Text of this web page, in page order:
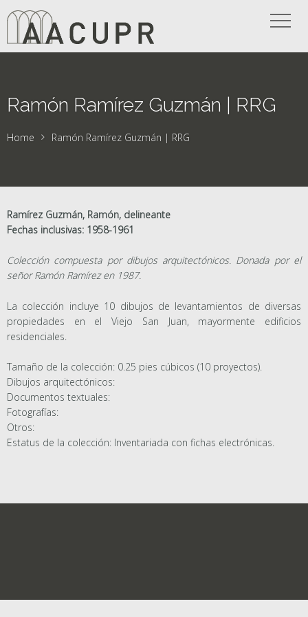
Ramón Ramírez Guzmán | RRG
Home Ramón Ramírez Guzmán | RRG
Ramírez Guzmán, Ramón, delineante
Fechas inclusivas: 1958-1961
Colección compuesta por dibujos arquitectónicos. Donada por el
señor Ramón Ramírez en 1987.
La colección incluye 10 dibujos de levantamientos de diversas
propiedades en el Viejo San Juan, mayormente edificios
residenciales.
Tamaño de la colección: 0.25 pies cúbicos (10 proyectos).
Dibujos arquitectónicos:
Documentos textuales:
Fotografías:
Otros:
Estatus de la colección: Inventariada con fichas electrónicas.